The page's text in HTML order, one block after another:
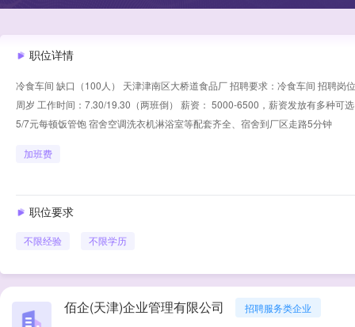
职位详情
冷食车间 缺口（100人） 天津津南区大桥道食品厂 招聘要求：冷食车间 招聘
周岁 工作时间：7.30/19.30（两班倒） 薪资： 5000-6500，薪资发放有多种可
5/7元每顿饭管饱 宿舍空调洗衣机淋浴室等配套齐全、宿舍到厂区走路5分钟
加班费
职位要求
不限经验 不限学历
佰企(天津)企业管理有限公司 招聘服务类企业